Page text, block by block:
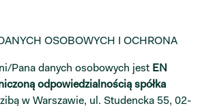
OSOBOWYCH I OCHRONA
Pana danych osobowych jest EN
odpowiedzialnością spółka
w Warszawie, ul. Studencka 55, 02-